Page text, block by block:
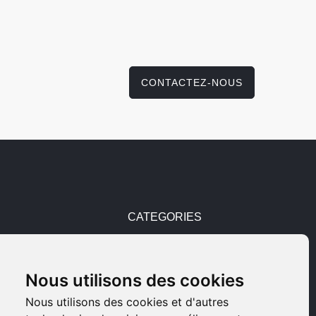
Nous utilisons des cookies
Nous utilisons des cookies et d'autres
CONTACTEZ-NOUS
CATEGORIES
Armes d'occasions